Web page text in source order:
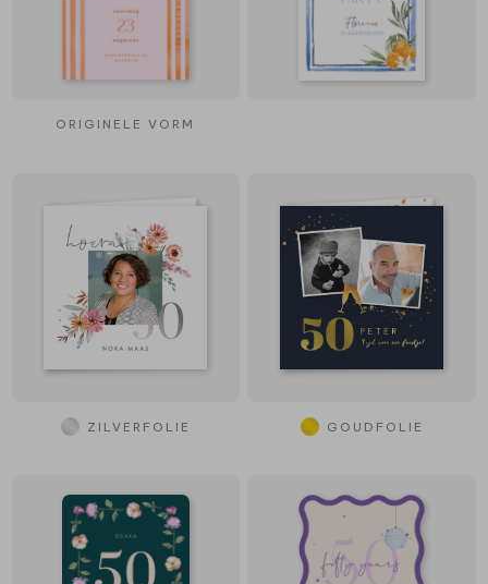
ORIGINELE VORM
ZILVERFOLIE GOUDFOLIE